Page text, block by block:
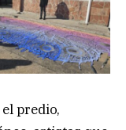
predio,